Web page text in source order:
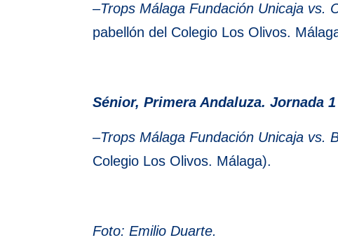
–Trops Málaga Fundación Unicaja vs.
pabellón del Colegio Los Olivos.
Sénior, Primera Andaluza. Jornada 1
–Trops Málaga Fundación Unicaja vs.
Colegio Los Olivos. Málaga).
Foto: Emilio Duarte.